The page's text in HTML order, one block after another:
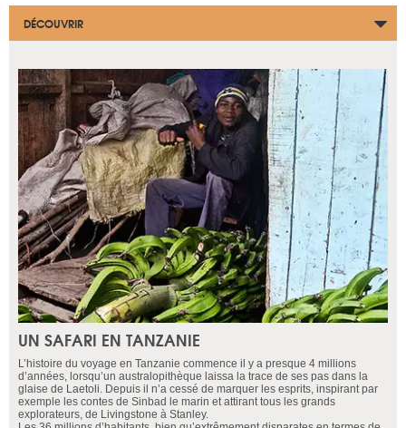
DÉCOUVRIR
UN SAFARI EN TANZANIE
L’histoire du voyage en Tanzanie commence il y a presque 4 millions
d’années, lorsqu’un australopithèque laissa la trace de ses pas dans la
glaise de Laetoli. Depuis il n’a cessé de marquer les esprits, inspirant par
exemple les contes de Sinbad le marin et attirant tous les grands
explorateurs, de Livingstone à Stanley.